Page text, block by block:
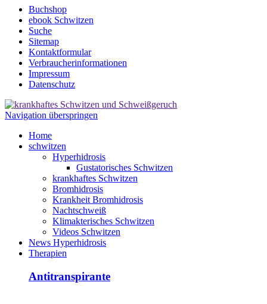
Buchshop
ebook Schwitzen
Suche
Sitemap
Kontaktformular
Verbraucherinformationen
Impressum
Datenschutz
Navigation überspringen
Home
schwitzen
Hyperhidrosis
Gustatorisches Schwitzen
krankhaftes Schwitzen
Bromhidrosis
Krankheit Bromhidrosis
Nachtschweiß
Klimakterisches Schwitzen
Videos Schwitzen
News Hyperhidrosis
Therapien
Antitranspirante